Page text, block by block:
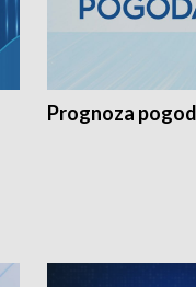
Prognoza